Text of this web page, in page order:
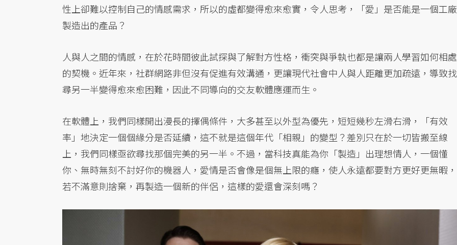
性上卻難以控制自己的情感需求，所以的虛都變得愈來愈實，令人思考，「愛」是否能是一個工廠
製造出的產品？
人與人之間的情感，在於花時間彼此試探與了解對方性格，衝突與爭執也都是讓兩人學習如何相處
的契機。近年來，社群網路非但沒有促進有效溝通，更讓現代社會中人與人距離更加疏遠，導致找
尋另一半變得愈來愈困難，因此不同導向的交友軟體應運而生。
在軟體上，我們同樣開出漫長的擇偶條件，大多甚至以外型為優先，短短幾秒左滑右滑，「有效
率」地決定一個個緣分是否延續，這不就是這個年代「相親」的變型？差別只在於一切皆搬至線
上，我們同樣亟欲尋找那個完美的另一半。不過，當科技真能為你「製造」出理想情人，一個懂
你、無時無刻不討好你的機器人，愛情是否會像是個無上限的癮，使人永遠都要對方更好更無暇，
若不滿意則捨棄，再製造一個新的伴侶，這樣的愛還會深刻嗎？